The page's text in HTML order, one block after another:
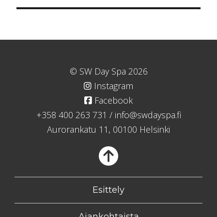
© SW Day Spa 2026
Instagram
Facebook
+358 400 263 731 / info@swdayspa.fi
Aurorankatu 11, 00100 Helsinki
Esittely